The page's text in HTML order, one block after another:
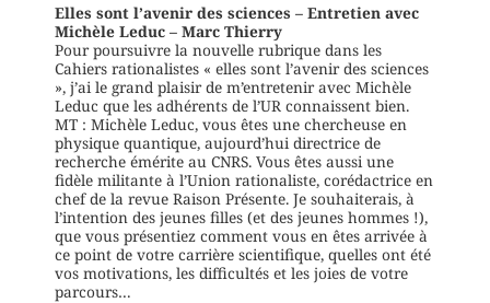
Elles sont l’avenir des sciences – Entretien avec
Michèle Leduc – Marc Thierry
Pour poursuivre la nouvelle rubrique dans les
Cahiers rationalistes « elles sont l’avenir des sciences
», j’ai le grand plaisir de m’entretenir avec Michèle
Leduc que les adhérents de l’UR connaissent bien.
MT : Michèle Leduc, vous êtes une chercheuse en
physique quantique, aujourd’hui directrice de
recherche émérite au CNRS. Vous êtes aussi une
fidèle militante à l’Union rationaliste, corédactrice en
chef de la revue Raison Présente. Je souhaiterais, à
l’intention des jeunes filles (et des jeunes hommes !),
que vous présentiez comment vous en êtes arrivée à
ce point de votre carrière scientifique, quelles ont été
vos motivations, les difficultés et les joies de votre
parcours…